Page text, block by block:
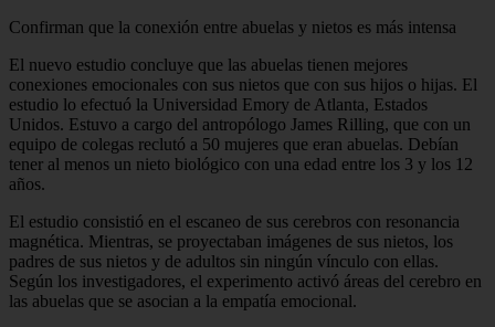
Confirman que la conexión entre abuelas y nietos es más intensa
El nuevo estudio concluye que las abuelas tienen mejores
conexiones emocionales con sus nietos que con sus hijos o hijas. El
estudio lo efectuó la Universidad Emory de Atlanta, Estados
Unidos. Estuvo a cargo del antropólogo James Rilling, que con un
equipo de colegas reclutó a 50 mujeres que eran abuelas. Debían
tener al menos un nieto biológico con una edad entre los 3 y los 12
años.
El estudio consistió en el escaneo de sus cerebros con resonancia
magnética. Mientras, se proyectaban imágenes de sus nietos, los
padres de sus nietos y de adultos sin ningún vínculo con ellas.
Según los investigadores, el experimento activó áreas del cerebro en
las abuelas que se asocian a la empatía emocional.